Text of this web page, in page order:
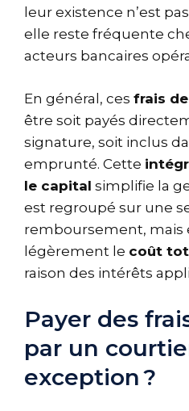
leur existence n’est
elle reste fréquente
acteurs bancaires
En général, ces frais
être soit payés
signature, soit inclus
emprunté. Cette
le capital simplifie la
est regroupé sur une
remboursement, mais
légèrement le coût
raison des intérêts
Payer des
par un
exception ?